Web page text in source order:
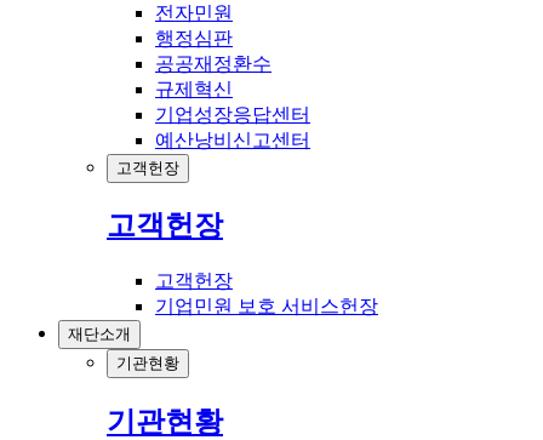
전자민원
행정심판
공공재정환수
규제혁신
기업성장응답센터
예산낭비신고센터
고객헌장
고객헌장
고객헌장
기업민원 보호 서비스헌장
재단소개
기관현황
기관현황